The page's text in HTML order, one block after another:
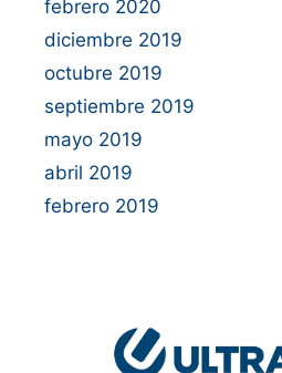
febrero 2020
diciembre 2019
octubre 2019
septiembre 2019
mayo 2019
abril 2019
febrero 2019